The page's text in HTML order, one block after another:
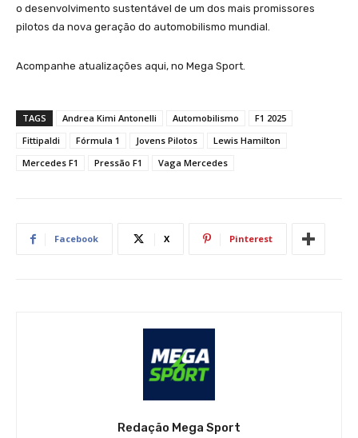
o desenvolvimento sustentável de um dos mais promissores
pilotos da nova geração do automobilismo mundial.
Acompanhe atualizações aqui, no Mega Sport.
TAGS Andrea Kimi Antonelli Automobilismo
F1 2025
Fittipaldi
Fórmula 1 Jovens Pilotos
Lewis Hamilton
Mercedes F1
Pressão F1 Vaga Mercedes
Facebook X Pinterest
Redação Mega Sport